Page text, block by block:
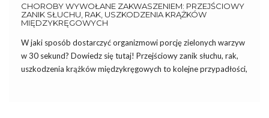
CHOROBY WYWOŁANE ZAKWASZENIEM: PRZEJŚCIOWY
ZANIK SŁUCHU, RAK, USZKODZENIA KRĄŻKÓW
MIĘDZYKRĘGOWYCH
W jaki sposób dostarczyć organizmowi porcję zielonych warzyw
w 30 sekund? Dowiedz się tutaj! Przejściowy zanik słuchu, rak,
uszkodzenia krążków międzykręgowych to kolejne przypadłości,